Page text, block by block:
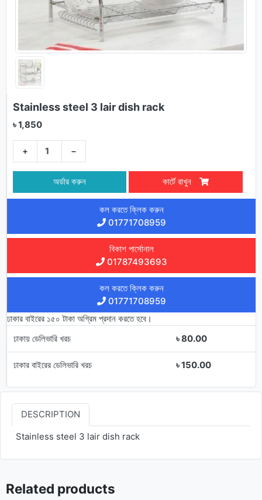
Stainless steel 3 lair dish rack
৳ 1,850
+ −
অর্ডার করুন কার্টে রাখুন
কল করতে ক্লিক করুন
01771708959
বিকাশ পার্সোনাল
01787493693
কল করতে ক্লিক করুন
01771708959
ঢাকার বাইরের ১৫০ টাকা অগ্রিম প্রদান করতে হবে।
ঢাকায় ডেলিভারি খরচ
৳ 80.00
ঢাকার বাইরের ডেলিভারি খরচ ৳ 150.00
DESCRIPTION
Stainless steel 3 lair dish rack
Related products